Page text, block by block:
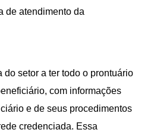
de atendimento da
do setor a ter todo o prontuário
com informações
e de seus procedimentos
credenciada. Essa